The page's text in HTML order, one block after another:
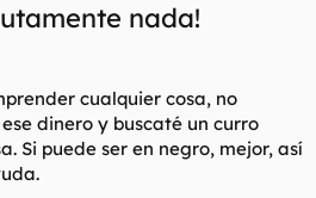
nada!
cualquier cosa, no
dinero y buscaté un curro
Si puede ser en negro, mejor, así